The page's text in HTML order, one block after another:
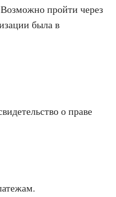
Возможно пройти через
была в
о праве